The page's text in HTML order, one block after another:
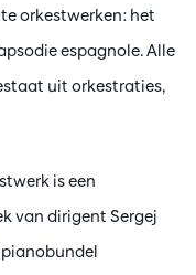
orkestwerken: het
espagnole. Alle
uit orkestraties,
is een
van dirigent Sergej
pianobundel